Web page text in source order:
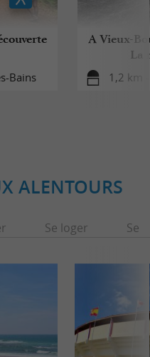
:Réservez en
internet.
Bains
A Vieux-
La
1,2 km
ALENTOURS
Se loger Se